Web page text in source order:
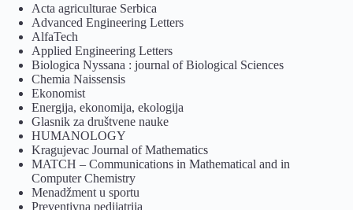
Acta agriculturae Serbica
Advanced Engineering Letters
AlfaTech
Applied Engineering Letters
Biologica Nyssana : journal of Biological Sciences
Chemia Naissensis
Ekonomist
Energija, ekonomija, ekologija
Glasnik za društvene nauke
HUMANOLOGY
Kragujevac Journal of Mathematics
MATCH – Communications in Mathematical and in
Computer Chemistry
Menadžment u sportu
Preventivna pedijatrija